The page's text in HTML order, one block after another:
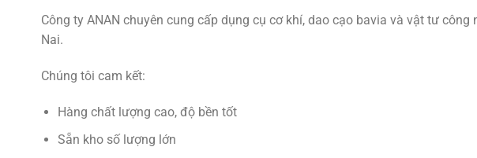
Công ty ANAN chuyên cung cấp dụng cụ cơ khí, dao cạo bavia và vật tư
Nai.
Chúng tôi cam kết:
Hàng chất lượng cao, độ bền tốt
Sẵn kho số lượng lớn